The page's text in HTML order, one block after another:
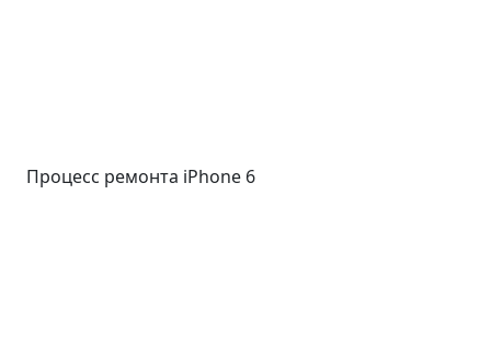
Процесс ремонта iPhone 6